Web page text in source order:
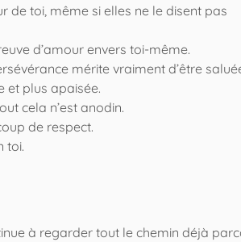
de toi, même si elles ne le disent pas
d’amour envers toi-même.
mérite vraiment d’être
et plus apaisée.
cela n’est anodin.
de respect.
toi.
à regarder tout le chemin déjà